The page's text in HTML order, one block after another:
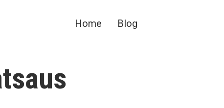
Home Blog